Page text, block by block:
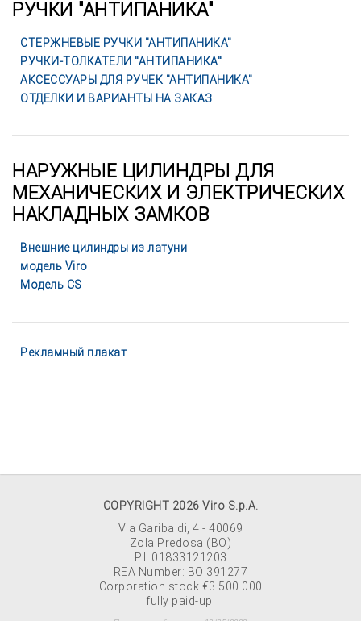
РУЧКИ "АНТИПАНИКА"
СТЕРЖНЕВЫЕ РУЧКИ "АНТИПАНИКА"
РУЧКИ-ТОЛКАТЕЛИ "АНТИПАНИКА"
АКСЕССУАРЫ ДЛЯ РУЧЕК "АНТИПАНИКА"
ОТДЕЛКИ И ВАРИАНТЫ НА ЗАКАЗ
НАРУЖНЫЕ ЦИЛИНДРЫ ДЛЯ
МЕХАНИЧЕСКИХ И ЭЛЕКТРИЧЕСКИХ
НАКЛАДНЫХ ЗАМКОВ
Внешние цилиндры из латуни
модель Viro
Модель CS
Рекламный плакат
COPYRIGHT 2026 Viro S.p.A.
Via Garibaldi, 4 - 40069
Zola Predosa (BO)
P.I. 01833121203
REA Number: BO 391277
Corporation stock €3.500.000
fully paid-up.